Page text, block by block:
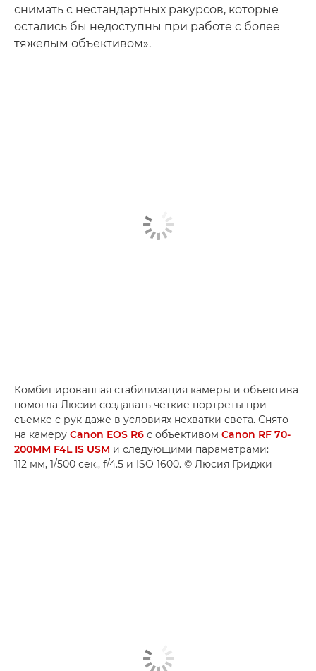
снимать с нестандартных ракурсов, которые
остались бы недоступны при работе с более
тяжелым объективом».
Комбинированная стабилизация камеры и объектива
помогла Люсии создавать четкие портреты при
съемке с рук даже в условиях нехватки света. Снято
на камеру Canon EOS R6 с объективом Canon RF 70-
200MM F4L IS USM и следующими параметрами:
112 мм, 1/500 сек., f/4.5 и ISO 1600. © Люсия Гриджи